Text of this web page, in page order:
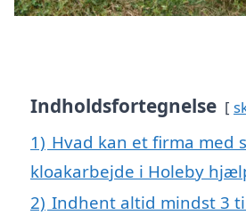
Indholdsfortegnelse
1) Hvad kan et firma med
kloakarbejde i Holeby
2) Indhent altid mindst 3